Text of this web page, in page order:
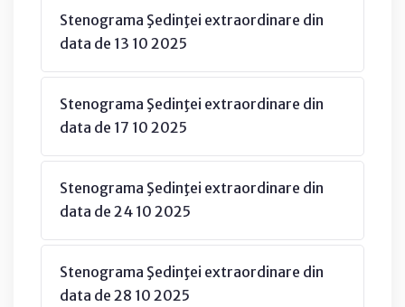
Stenograma Şedinţei extraordinare din
data de 13 10 2025
Stenograma Şedinţei extraordinare din
data de 17 10 2025
Stenograma Şedinţei extraordinare din
data de 24 10 2025
Stenograma Şedinţei extraordinare din
data de 28 10 2025